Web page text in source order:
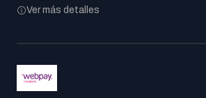
Ver más detalles